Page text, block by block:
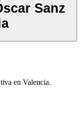
Sanz
en Valencia.